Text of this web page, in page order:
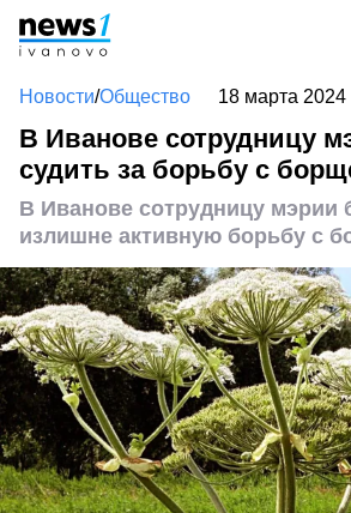
Новости/Общество 18 марта 2024
В Иванове сотрудницу
судить за борьбу с
В Иванове сотрудницу мэрии
излишне активную борьбу с